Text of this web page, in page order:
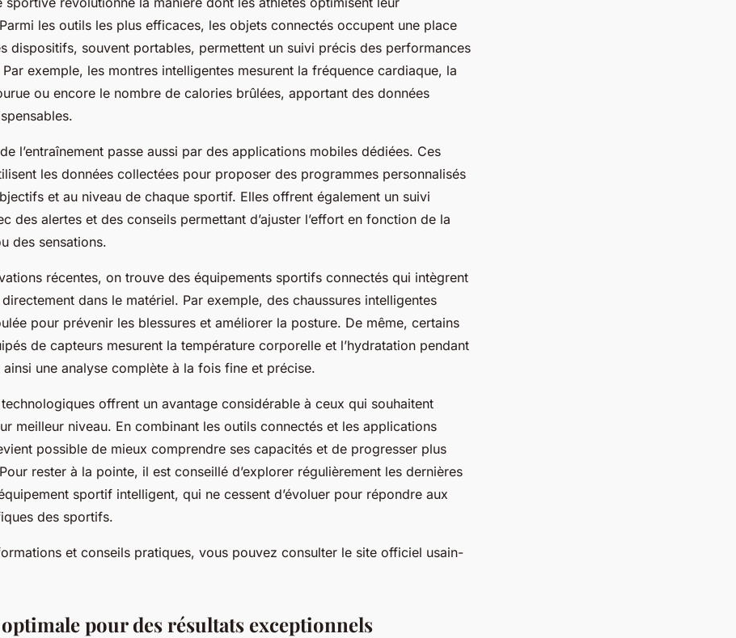
les outils les plus efficaces, les objets connectés occupent une place
dispositifs, souvent portables, permettent un suivi précis des performances
exemple, les montres intelligentes mesurent la fréquence cardiaque, la
ou encore le nombre de calories brûlées, apportant des données
l’entraînement passe aussi par des applications mobiles dédiées. Ces
les données collectées pour proposer des programmes personnalisés
et au niveau de chaque sportif. Elles offrent également un suivi
des alertes et des conseils permettant d’ajuster l’effort en fonction de la
des sensations.
récentes, on trouve des équipements sportifs connectés qui intègrent
dans le matériel. Par exemple, des chaussures intelligentes
pour prévenir les blessures et améliorer la posture. De même, certains
de capteurs mesurent la température corporelle et l’hydratation pendant
ainsi une analyse complète à la fois fine et précise.
offrent un avantage considérable à ceux qui souhaitent
meilleur niveau. En combinant les outils connectés et les applications
possible de mieux comprendre ses capacités et de progresser plus
rester à la pointe, il est conseillé d’explorer régulièrement les dernières
sportif intelligent, qui ne cessent d’évoluer pour répondre aux
des sportifs.
et conseils pratiques, vous pouvez consulter le site officiel usain-
pour des résultats exceptionnels